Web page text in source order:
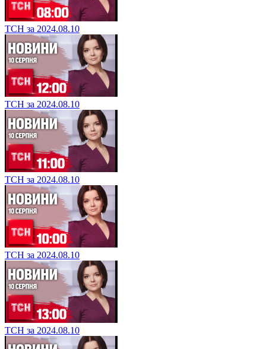
ТСН за 2024.08.10
ТСН за 2024.08.10
ТСН за 2024.08.10
ТСН за 2024.08.10
ТСН за 2024.08.10